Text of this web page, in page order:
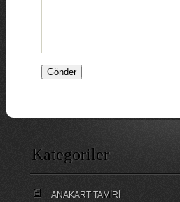
Kategoriler
ANAKART TAMİRİ